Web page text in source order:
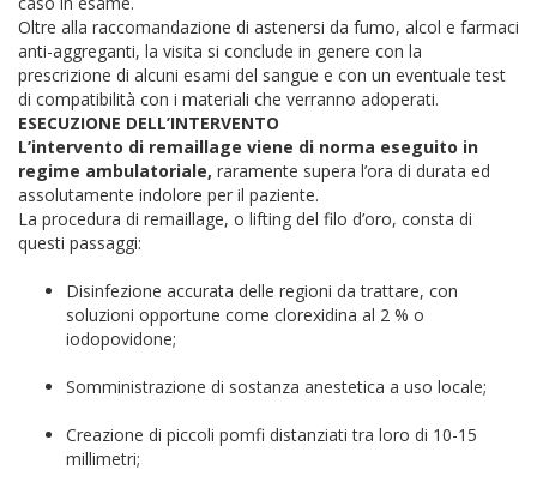
Oltre alla raccomandazione di astenersi da fumo, alcol e farmaci
anti-aggreganti, la visita si conclude in genere con la
prescrizione di alcuni esami del sangue e con un eventuale test
di compatibilità con i materiali che verranno adoperati.
ESECUZIONE DELL’INTERVENTO
L’intervento di remaillage viene di norma eseguito in
regime ambulatoriale, raramente supera l’ora di durata ed
assolutamente indolore per il paziente.
La procedura di remaillage, o lifting del filo d’oro, consta di
questi passaggi:
Disinfezione accurata delle regioni da trattare, con
soluzioni opportune come clorexidina al 2 % o
iodopovidone;
Somministrazione di sostanza anestetica a uso locale;
Creazione di piccoli pomfi distanziati tra loro di 10-15
millimetri;